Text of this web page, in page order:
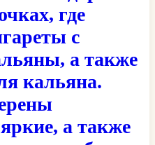
где
с
а также
кальяна.
а также